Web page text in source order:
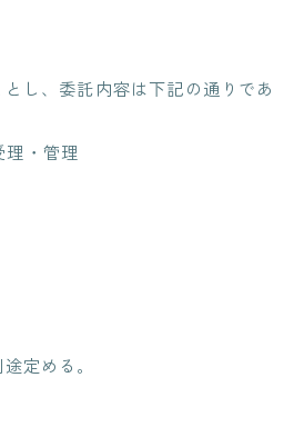
し、委託内容は下記の通りであ
・管理
定める。